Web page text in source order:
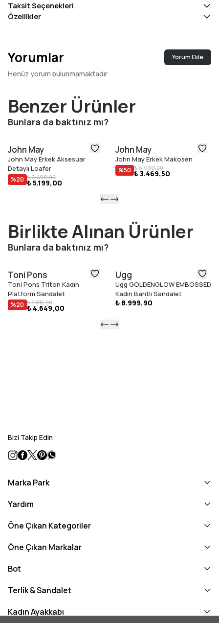
Taksit Seçenekleri
Özellikler
Yorumlar Yorum Ekle
Henüz yorum bulunmamaktadır
Benzer Ürünler
Bunlara da baktınız mı?
John May
John May Erkek Aksesuar
Detaylı Loafer
%20 ₺ 6.499,00
₺ 5.199,00
John May
John May Erkek Makosen
%50 ₺ 6.939,00
₺ 3.469,50
Birlikte Alınan Ürünler
Bunlara da baktınız mı?
Toni Pons
Toni Pons Triton Kadın
Platform Sandalet
%20 ₺ 5.815,00
₺ 4.649,00
Ugg
Ugg GOLDENGLOW EMBOSSED
Kadın Bantlı Sandalet
₺ 8.999,90
Bizi Takip Edin
Marka Park
Yardım
Öne Çıkan Kategoriler
Öne Çıkan Markalar
Bot
Terlik & Sandalet
Kadın Ayakkabı